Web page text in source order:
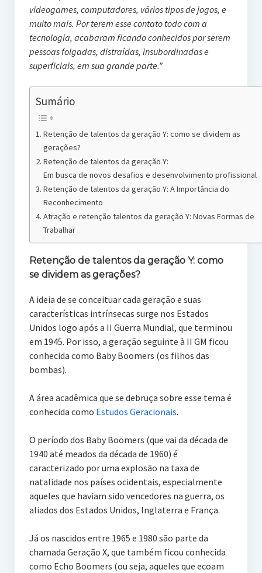
videogames, computadores, vários tipos de jogos, e
muito mais. Por terem esse contato todo com a
tecnologia, acabaram ficando conhecidos por serem
pessoas folgadas, distraídas, insubordinadas e
superficiais, em sua grande parte.”
Sumário
Retenção de talentos da geração Y: como se dividem as
gerações?
Retenção de talentos da geração Y:
Em busca de novos desafios e desenvolvimento profissional
Retenção de talentos da geração Y: A Importância do
Reconhecimento
Atração e retenção talentos da geração Y: Novas Formas de
Trabalhar
Retenção de talentos da geração Y: como
se dividem as gerações?
A ideia de se conceituar cada geração e suas
características intrínsecas surge nos Estados
Unidos logo após a II Guerra Mundial, que terminou
em 1945. Por isso, a geração seguinte à II GM ficou
conhecida como Baby Boomers (os filhos das
bombas).
A área acadêmica que se debruça sobre esse tema é
conhecida como Estudos Geracionais.
O período dos Baby Boomers (que vai da década de
1940 até meados da década de 1960) é
caracterizado por uma explosão na taxa de
natalidade nos países ocidentais, especialmente
aqueles que haviam sido vencedores na guerra, os
aliados dos Estados Unidos, Inglaterra e França.
Já os nascidos entre 1965 e 1980 são parte da
chamada Geração X, que também ficou conhecida
como Echo Boomers (ou seja, aqueles que ecoam